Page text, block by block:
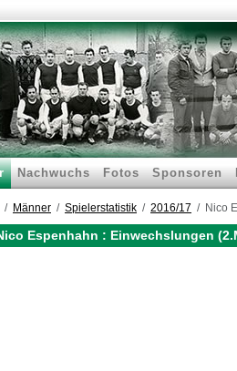
Nachwuchs Fotos Sponsoren
Männer Spielerstatistik 2016/17 Nico
Espenhahn : Einwechslungen